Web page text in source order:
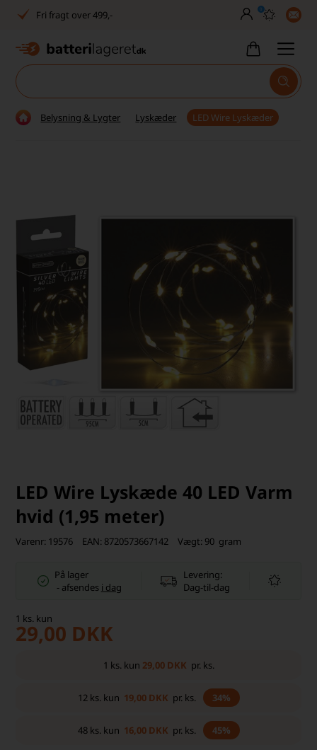
Fri fragt over 499,-
Dansk lager
Dansk lager
30 dages returret
Tlf. er lukket uge 27-32
1040+ glade kunder på Trustpilot
0
Belysning & Lygter Lyskæder LED Wire Lyskæder
LED Wire Lyskæde 40 LED Varm
hvid (1,95 meter)
Varenr: 19576 EAN: 8720573667142 Vægt: 90 gram
På lager
- afsendes i dag
Levering:
Dag-til-dag
1 ks. kun
29,00 DKK
1 ks. kun 29,00 DKK pr. ks.
12 ks. kun 19,00 DKK pr. ks. 34%
48 ks. kun 16,00 DKK pr. ks. 45%